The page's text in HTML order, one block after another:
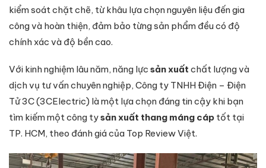
kiểm soát chặt chẽ, từ khâu lựa chọn nguyên liệu đến gia
công và hoàn thiện, đảm bảo từng sản phẩm đều có độ
chính xác và độ bền cao.
Với kinh nghiệm lâu năm, năng lực sản xuất chất lượng và
dịch vụ tư vấn chuyên nghiệp, Công ty TNHH Điện – Điện
Tử 3C (3CElectric) là một lựa chọn đáng tin cậy khi bạn
tìm kiếm một công tysản xuất thang máng cáp tốt tại
TP. HCM, theo đánh giá của Top Review Việt.